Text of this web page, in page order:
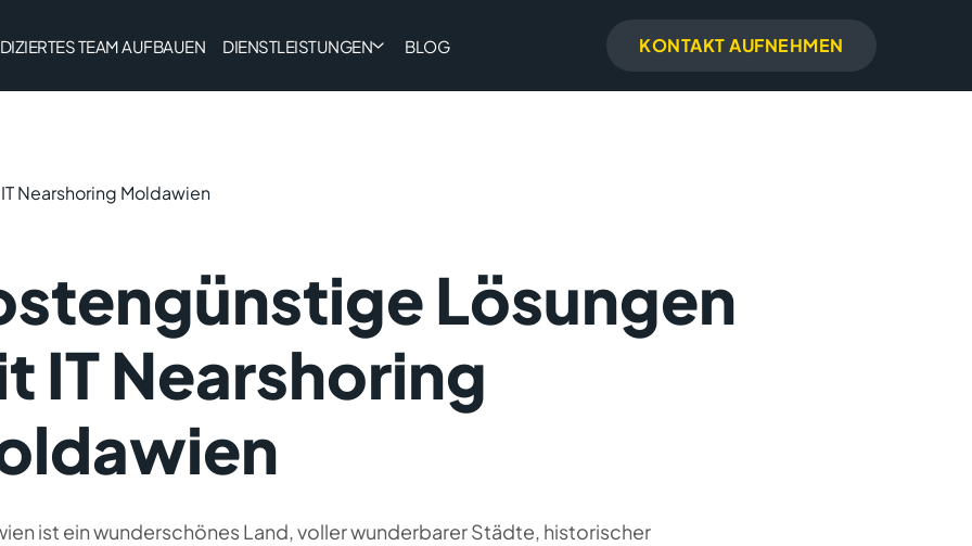
TEAM AUFBAUEN DIENSTLEISTUNGEN BLOG KONTAKT AUFNEHMEN
Nearshoring Moldawien
Lösungen
IT Nearshoring
ist ein wunderschönes Land, voller wunderbarer Städte, historischer